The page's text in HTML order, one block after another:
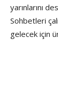
yarınlarını
Sohbetleri
gelecek için